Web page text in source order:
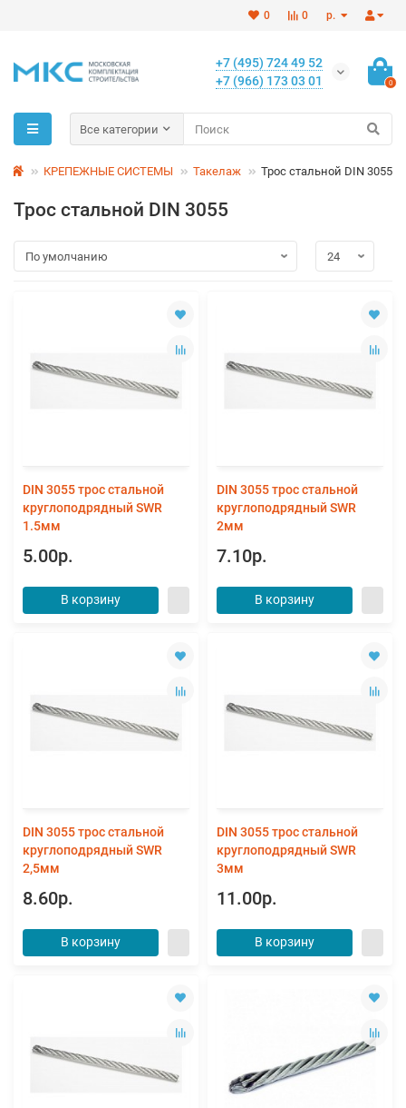
р.
0
0
+7 (495) 724 49 52
+7 (966) 173 03 01
0
Все категории
КРЕПЕЖНЫЕ СИСТЕМЫ Такелаж Трос стальной DIN 3055
Трос стальной DIN 3055
DIN 3055 трос стальной
круглоподрядный SWR
1.5мм
5.00р.
В корзину
DIN 3055 трос стальной
круглоподрядный SWR
2мм
7.10р.
В корзину
DIN 3055 трос стальной
круглоподрядный SWR
2,5мм
8.60р.
В корзину
DIN 3055 трос стальной
круглоподрядный SWR
3мм
11.00р.
В корзину